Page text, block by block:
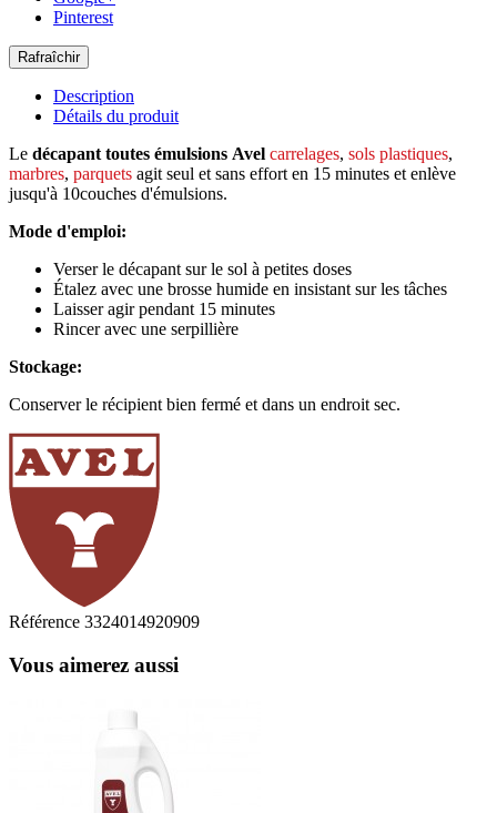
Pinterest
Description
Détails du produit
Le décapant toutes émulsions Avel carrelages, sols plastiques,
marbres, parquets agit seul et sans effort en 15 minutes et enlève
jusqu'à 10couches d'émulsions.
Mode d'emploi:
Verser le décapant sur le sol à petites doses
Étalez avec une brosse humide en insistant sur les tâches
Laisser agir pendant 15 minutes
Rincer avec une serpillière
Stockage:
Conserver le récipient bien fermé et dans un endroit sec.
Référence 3324014920909
Vous aimerez aussi